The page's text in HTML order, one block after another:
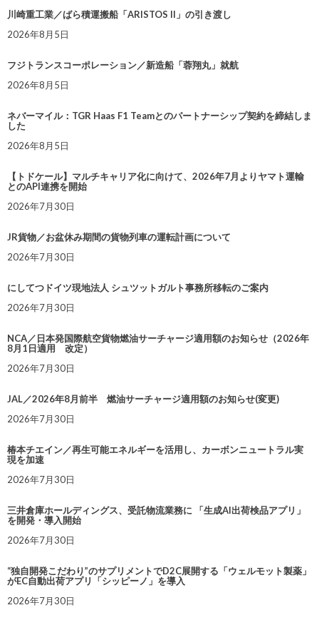
川崎重工業／ばら積運搬船「ARISTOS II」の引き渡し
2026年8月5日
フジトランスコーポレーション／新造船「蓉翔丸」就航
2026年8月5日
ネバーマイル：TGR Haas F1 Teamとのパートナーシップ契約を締結しま
した
2026年8月5日
【トドケール】マルチキャリア化に向けて、2026年7月よりヤマト運輸
とのAPI連携を開始
2026年7月30日
JR貨物／お盆休み期間の貨物列車の運転計画について
2026年7月30日
にしてつドイツ現地法人 シュツットガルト事務所移転のご案内
2026年7月30日
NCA／日本発国際航空貨物燃油サーチャージ適用額のお知らせ（2026年
8月1日適用 改定）
2026年7月30日
JAL／2026年8月前半 燃油サーチャージ適用額のお知らせ(変更)
2026年7月30日
椿本チエイン／再生可能エネルギーを活用し、カーボンニュートラル実
現を加速
2026年7月30日
三井倉庫ホールディングス、受託物流業務に 「生成AI出荷検品アプリ」
を開発・導入開始
2026年7月30日
“独自開発こだわり”のサプリメントでD2C展開する「ウェルモット製薬」
がEC自動出荷アプリ「シッピーノ」を導入
2026年7月30日